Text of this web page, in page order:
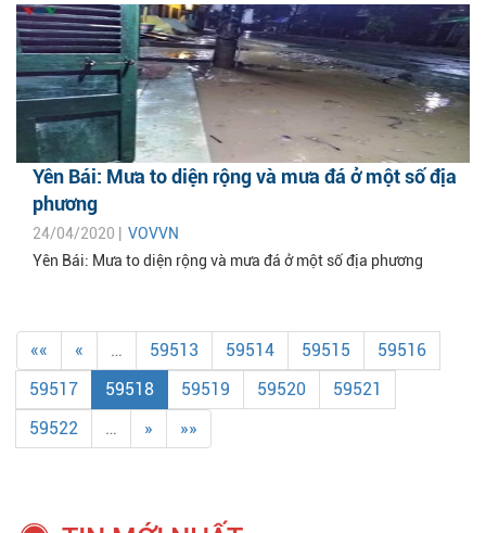
Yên Bái: Mưa to diện rộng và mưa đá ở một số địa
phương
24/04/2020 | VOVVN
Yên Bái: Mưa to diện rộng và mưa đá ở một số địa phương
«« « … 59513 59514 59515
59516
59517
59518 59519 59520
59521
59522
… » »»